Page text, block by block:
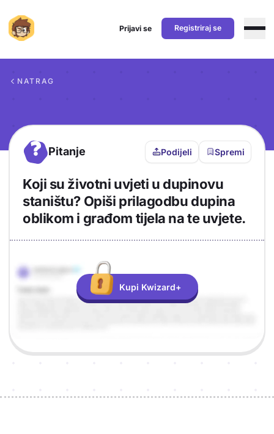
Prijavi se Registriraj se
NATRAG
? Pitanje Podijeli Spremi
Koji su životni uvjeti u dupinovu
staništu? Opiši prilagodbu dupina
oblikom i građom tijela na te uvjete.
Odgovor
Objašnjenje
Kupi Kwizard+